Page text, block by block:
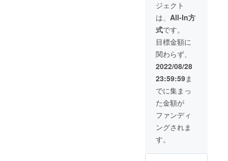
日〜12
月31日
ジェクト
は、 All-In方
式です。
目標金額に
関わらず、
2022/08/28
23:59:59ま
でに集まっ
た金額が
ファンディ
ングされま
す。